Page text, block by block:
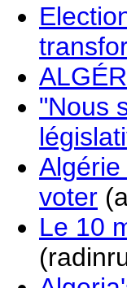
"Nous
voter
Le 10